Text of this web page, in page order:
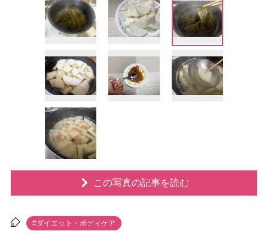
この写真の記事を読む
#ダイエット・ボディケア